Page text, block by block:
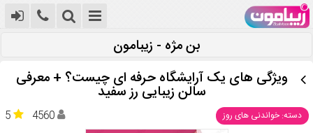
بن مژه - زیبامون
ویژگی های یک آرایشگاه حرفه ای چیست؟ + معرفی
سالن زیبایی رز سفید
دسته: خواندنی های روز 5 4560